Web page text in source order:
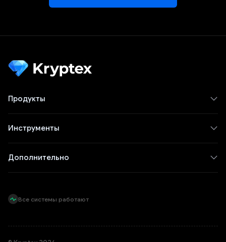
Продукты
Инструменты
Дополнительно
Все системы работают